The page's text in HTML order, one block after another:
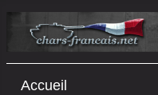
Accueil